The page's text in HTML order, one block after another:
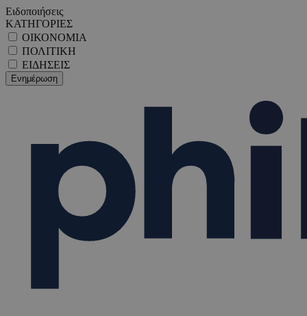
Ειδοποιήσεις
ΚΑΤΗΓΟΡΙΕΣ
ΟΙΚΟΝΟΜΙΑ
ΠΟΛΙΤΙΚΗ
ΕΙΔΗΣΕΙΣ